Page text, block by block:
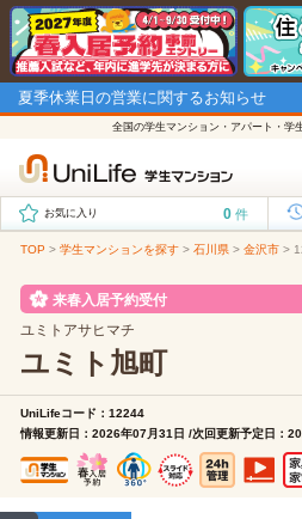
夏季休業日の営業に関するお知らせ
全国の学生マンション・アパート・学
お気に入り 0 件
TOP > 学生マンションを探す > 石川県 > 金沢市 >
来春入居予約受付
ユミトアサヒマチ
ユミト旭町
UniLifeコード：12244
情報更新日：2026年07月31日 /次回更新予定日：